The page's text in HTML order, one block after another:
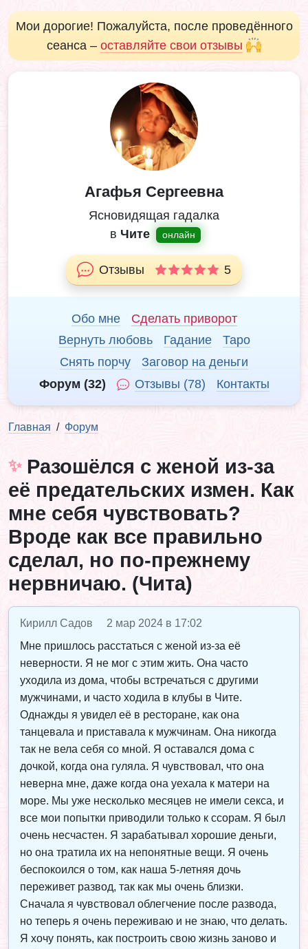
Мои дорогие! Пожалуйста, после проведённого
сеанса – оставляйте свои отзывы
Агафья Сергеевна
Ясновидящая гадалка
в Чите онлайн
Отзывы 5
Обо мне
Сделать приворот
Вернуть любовь
Гадание
Таро
Снять порчу
Заговор на деньги
Форум (32)
Отзывы (78) Контакты
Главная Форум
Разошёлся с женой из-за
её предательских измен. Как
мне себя чувствовать?
Вроде как все правильно
сделал, но по-прежнему
нервничаю. (Чита)
Кирилл Садов
2 мар 2024 в 17:02
Мне пришлось расстаться с женой из-за её
неверности. Я не мог с этим жить. Она часто
уходила из дома, чтобы встречаться с другими
мужчинами, и часто ходила в клубы в Чите.
Однажды я увидел её в ресторане, как она
танцевала и приставала к мужчинам. Она никогда
так не вела себя со мной. Я оставался дома с
дочкой, когда она гуляла. Я чувствовал, что она
неверна мне, даже когда она уехала к матери на
море. Мы уже несколько месяцев не имели секса, и
все мои попытки приводили только к ссорам. Я был
очень несчастен. Я зарабатывал хорошие деньги,
но она тратила их на непонятные вещи. Я очень
беспокоился о том, как наша 5-летняя дочь
переживет развод, так как мы очень близки.
Сначала я чувствовал облегчение после развода,
но теперь я очень переживаю и не знаю, что делать.
Я хочу понять, как построить свою жизнь заново и